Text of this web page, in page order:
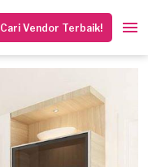
Cari Vendor Terbaik!